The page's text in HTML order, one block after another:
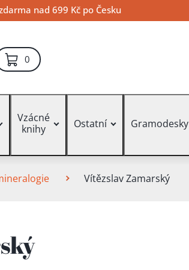
nad 699 Kč po Česku
0položek – košík
Vzácné
knihy
Ostatní Gramodesky
Vítězslav Zamarský